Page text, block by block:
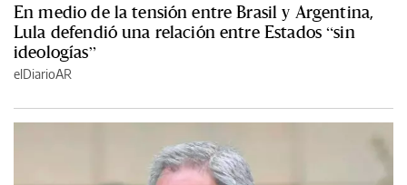
En medio de la tensión entre Brasil y Argentina,
Lula defendió una relación entre Estados “sin
ideologías”
elDiarioAR